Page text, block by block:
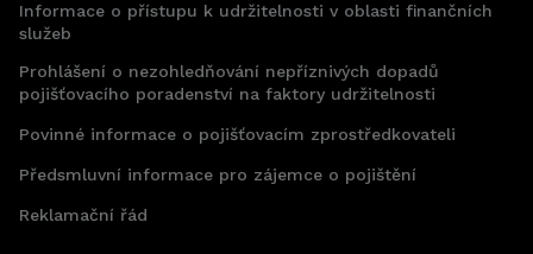
Informace o přístupu k udržitelnosti v oblasti finančních
služeb
Prohlášení o nezohledňování nepříznivých dopadů
pojišťovacího poradenství na faktory udržitelnosti
Povinné informace o pojišťovacím zprostředkovateli
Předsmluvní informace pro zájemce o pojištění
Reklamační řád